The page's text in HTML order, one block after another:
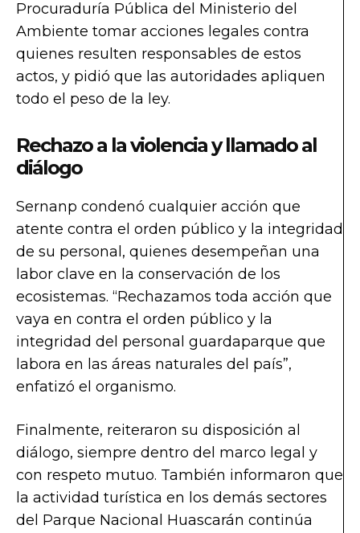
Procuraduría Pública del Ministerio del
Ambiente tomar acciones legales contra
quienes resulten responsables de estos
actos, y pidió que las autoridades apliquen
todo el peso de la ley.
Rechazo a la violencia y llamado al
diálogo
Sernanp condenó cualquier acción que
atente contra el orden público y la integridad
de su personal, quienes desempeñan una
labor clave en la conservación de los
ecosistemas. “Rechazamos toda acción que
vaya en contra el orden público y la
integridad del personal guardaparque que
labora en las áreas naturales del país”,
enfatizó el organismo.
Finalmente, reiteraron su disposición al
diálogo, siempre dentro del marco legal y
con respeto mutuo. También informaron que
la actividad turística en los demás sectores
del Parque Nacional Huascarán continúa